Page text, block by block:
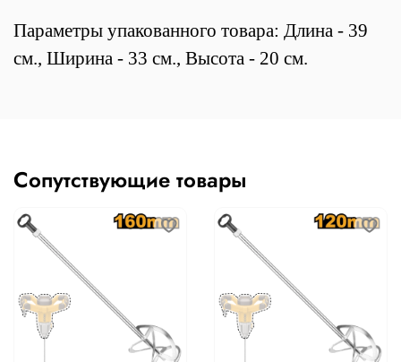
Параметры упакованного товара: Длина - 39
см., Ширина - 33 см., Высота - 20 см.
Сопутствующие товары